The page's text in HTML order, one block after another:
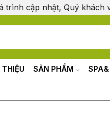
trình cập nhật, Quý
THIỆU SẢN PHẨM